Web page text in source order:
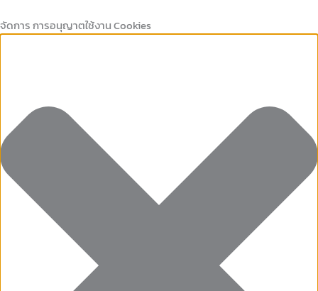
จัดการ การอนุญาตใช้งาน Cookies
ที่
จำเป็น
เก็บ
สถิติ
to